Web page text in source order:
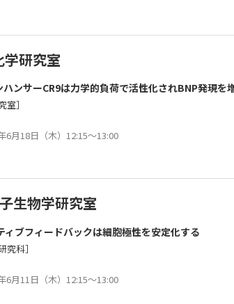
学研究室
ンサーCR9は力学的負荷で活性化されBNP発現を
］
6月18日（木）12:15～13:00
生物学研究室
ィブフィードバックは細胞極性を安定化する
科］
6月11日（木）12:15～13:00